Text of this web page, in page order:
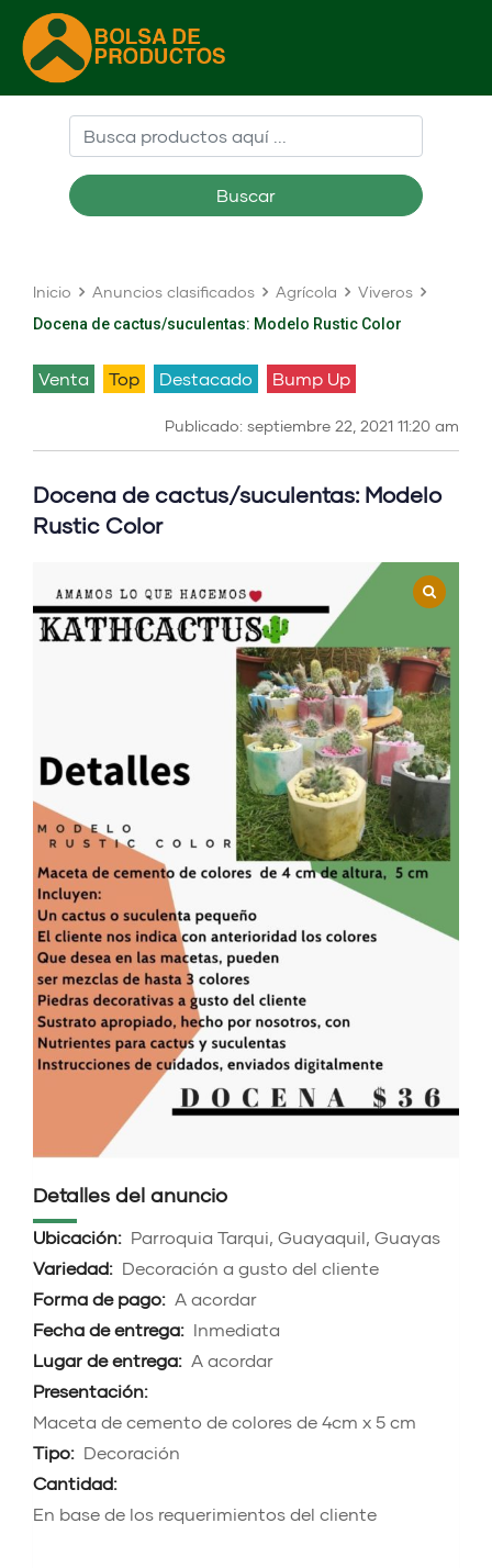
Buscar
Inicio Anuncios clasificados Agrícola Viveros
Docena de cactus/suculentas: Modelo Rustic Color
venta Top Destacado Bump Up
Publicado: septiembre 22, 2021 11:20 am
Docena de cactus/suculentas: Modelo
Rustic Color
Detalles del anuncio
Ubicación: Parroquia Tarqui, Guayaquil, Guayas
Variedad: Decoración a gusto del cliente
Forma de pago: A acordar
Fecha de entrega: Inmediata
Lugar de entrega: A acordar
Presentación:
Maceta de cemento de colores de 4cm x 5 cm
Tipo: Decoración
Cantidad:
En base de los requerimientos del cliente